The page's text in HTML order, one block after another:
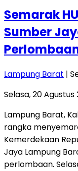
Semarak
Sumber
Lampung Barat |
Selasa, 20 Agustus
Lampung Barat,
rangka
Kemerdekaan
Jaya Lampung
perlombaan.